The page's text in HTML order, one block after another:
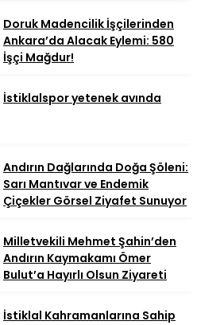
Doruk Madencilik İşçilerinden
Ankara’da Alacak Eylemi: 580
İşçi Mağdur!
İstiklalspor yetenek avında
Andırın Dağlarında Doğa Şöleni:
Sarı Mantıvar ve Endemik
Çiçekler Görsel Ziyafet Sunuyor
Milletvekili Mehmet Şahin’den
Andırın Kaymakamı Ömer
Bulut’a Hayırlı Olsun Ziyareti
İstiklal Kahramanlarına Sahip